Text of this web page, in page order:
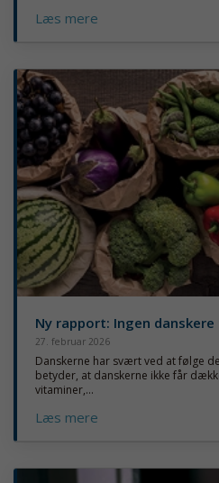
Læs mere
Ny rapport: Ingen
27. februar 2026
Danskerne har svært ved at følge
betyder, at danskerne ikke får
vitaminer,...
Læs mere